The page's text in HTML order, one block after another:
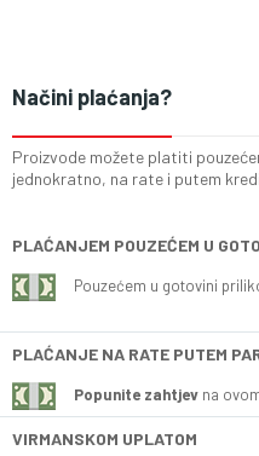
Načini plaćanja?
Proizvode možete platiti
jednokratno, na rate i putem
PLAĆANJEM POUZEĆEM U
Pouzećem u gotovini
PLAĆANJE NA RATE PUTEM
Popunite zahtjev na
VIRMANSKOM UPLATOM